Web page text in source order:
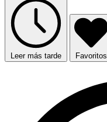
Leer más tarde Favoritos